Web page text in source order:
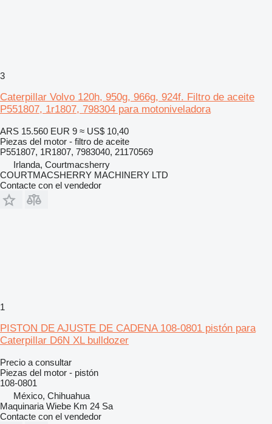
3
Caterpillar Volvo 120h, 950g, 966g, 924f. Filtro de aceite
P551807, 1r1807, 798304 para motoniveladora
ARS 15.560 EUR 9 ≈ US$ 10,40
Piezas del motor - filtro de aceite
P551807, 1R1807, 7983040, 21170569
Irlanda, Courtmacsherry
COURTMACSHERRY MACHINERY LTD
Contacte con el vendedor
1
PISTON DE AJUSTE DE CADENA 108-0801 pistón para
Caterpillar D6N XL bulldozer
Precio a consultar
Piezas del motor - pistón
108-0801
México, Chihuahua
Maquinaria Wiebe Km 24 Sa
Contacte con el vendedor